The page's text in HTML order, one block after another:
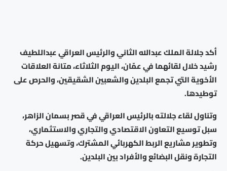
أكد جلالة الملك عبدﷲ الثاني والرئيس العراقي عبداللطيف
رشيد خلال لقائهما في عمّان، اليوم الثلاثاء، متانة العلاقات
الأخوية التي تجمع البلدين والشعبين الشقيقين، والحرص على
توطيدها.
وتناول لقاء جلالته بالرئيس العراقي في قصر بسمان الزاهر،
سبل توسيع التعاون الاقتصادي والتجاري والاستثماري،
وتطوير مشاريع الربط الكهربائي المشترك، وتسهيل حركة
التجارة ونقل البضائع والأفراد بين البلدين.